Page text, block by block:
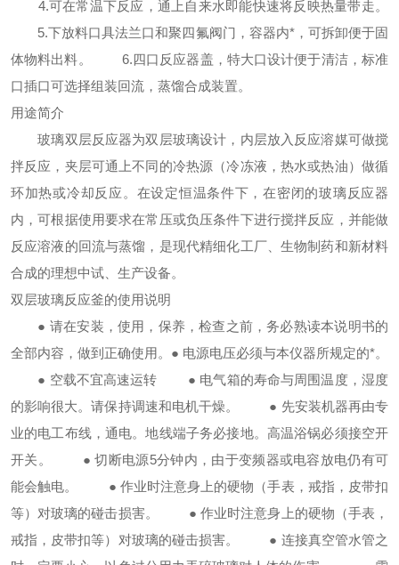
4.可在常温下反应，通上自来水即能快速将反映热量带走。
5.下放料口具法兰口和聚四氟阀门，容器内*，可拆卸便于固
体物料出料。 6.四口反应器盖，特大口设计便于清洁，标准
口插口可选择组装回流，蒸馏合成装置。
用途简介
玻璃双层反应器为双层玻璃设计，内层放入反应溶媒可做搅
拌反应，夹层可通上不同的冷热源（冷冻液，热水或热油）做循
环加热或冷却反应。在设定恒温条件下，在密闭的玻璃反应器
内，可根据使用要求在常压或负压条件下进行搅拌反应，并能做
反应溶液的回流与蒸馏，是现代精细化工厂、生物制药和新材料
合成的理想中试、生产设备。
双层玻璃反应釜的使用说明
● 请在安装，使用，保养，检查之前，务必熟读本说明书的
全部内容，做到正确使用。● 电源电压必须与本仪器所规定的*。
● 空载不宜高速运转 ● 电气箱的寿命与周围温度，湿度
的影响很大。请保持调速和电机干燥。 ● 先安装机器再由专
业的电工布线，通电。地线端子务必接地。高温浴锅必须接空开
开关。 ● 切断电源5分钟内，由于变频器或电容放电仍有可
能会触电。 ● 作业时注意身上的硬物（手表，戒指，皮带扣
等）对玻璃的碰击损害。 ● 作业时注意身上的硬物（手表，
戒指，皮带扣等）对玻璃的碰击损害。 ● 连接真空管水管之